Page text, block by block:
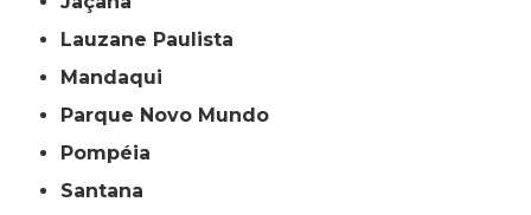
Lauzane Paulista
Mandaqui
Parque Novo Mundo
Pompéia
Santana